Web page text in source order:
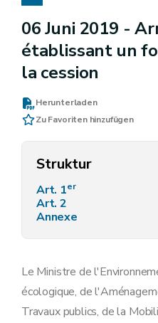
06 Juni 2019 -
établissant un
la cession
Herunterladen
Zu Favoriten hinzufügen
Struktur
Art. 1er
Art. 2
Annexe
Le Ministre de
écologique, de
Travaux publics, de la